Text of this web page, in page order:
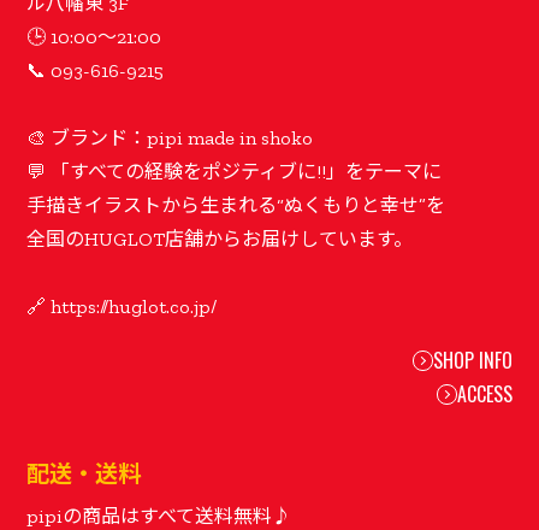
🕒 10:00〜21:00
📞 093-616-9215
🎨 ブランド：pipi made in shoko
💬 「すべての経験をポジティブに!!」をテーマに
手描きイラストから生まれる“ぬくもりと幸せ”を
全国のHUGLOT店舗からお届けしています。
SHOP INFO
ACCESS
配送・送料
pipiの商品はすべて送料無料♪